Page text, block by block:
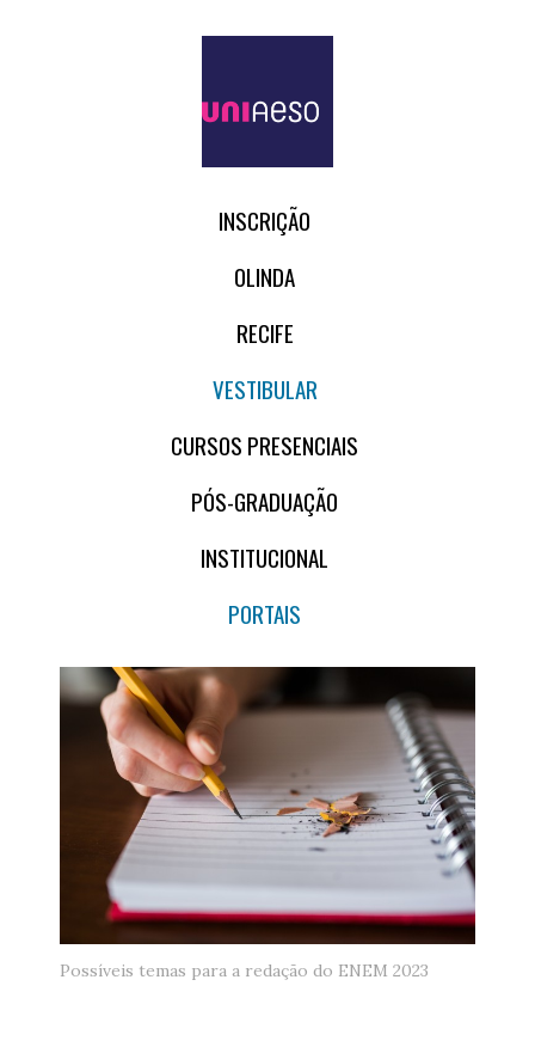
INSCRIÇÃO
OLINDA
RECIFE
VESTIBULAR
CURSOS PRESENCIAIS
PÓS-GRADUAÇÃO
INSTITUCIONAL
PORTAIS
Possíveis temas para a redação do ENEM 2023